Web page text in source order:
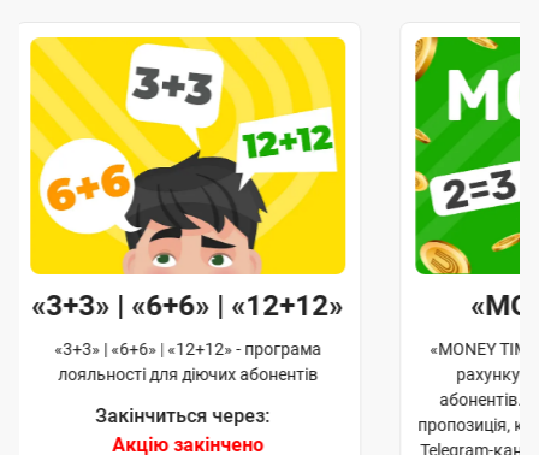
«3+3» | «6+6» | «12+12»
«3+3» | «6+6» | «12+12» - програма
лояльності для діючих абонентів
Закінчиться через:
Акцію закінчено
«MONEY
рахунку
абонентів.
пропозиція,
Telegram-